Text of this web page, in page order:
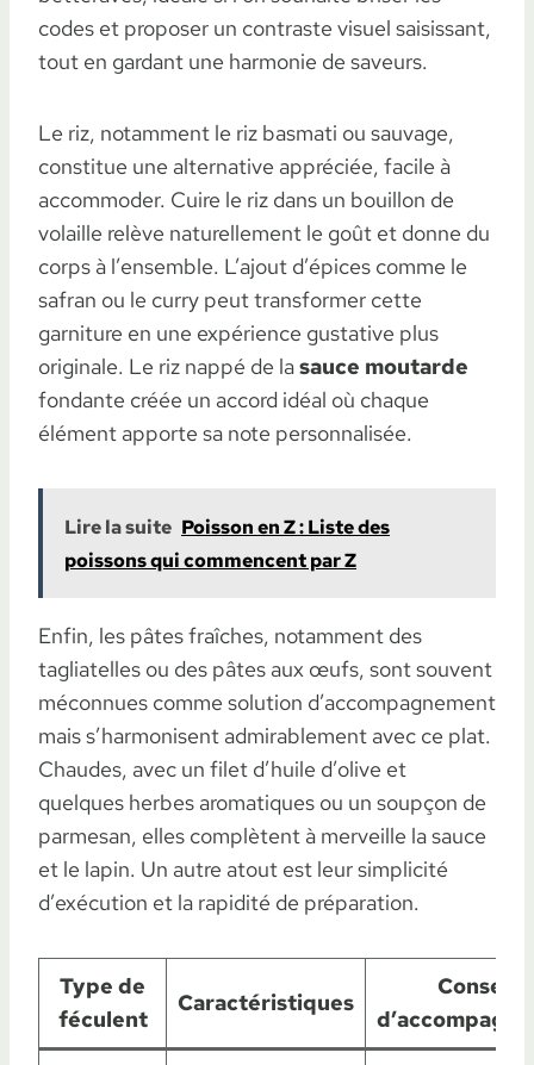
codes et proposer un contraste visuel saisissant,
tout en gardant une harmonie de saveurs.
Le riz, notamment le riz basmati ou sauvage,
constitue une alternative appréciée, facile à
accommoder. Cuire le riz dans un bouillon de
volaille relève naturellement le goût et donne du
corps à l’ensemble. L’ajout d’épices comme le
safran ou le curry peut transformer cette
garniture en une expérience gustative plus
originale. Le riz nappé de lasauce moutarde
fondante créée un accord idéal où chaque
élément apporte sa note personnalisée.
Lire la suite Poisson en Z : Liste des
poissons qui commencent par Z
Enfin, les pâtes fraîches, notamment des
tagliatelles ou des pâtes aux œufs, sont souvent
méconnues comme solution d’accompagnement
mais s’harmonisent admirablement avec ce plat.
Chaudes, avec un filet d’huile d’olive et
quelques herbes aromatiques ou un soupçon de
parmesan, elles complètent à merveille la sauce
et le lapin. Un autre atout est leur simplicité
d’exécution et la rapidité de préparation.
Type de
féculent
Caractéristiques
Conseils